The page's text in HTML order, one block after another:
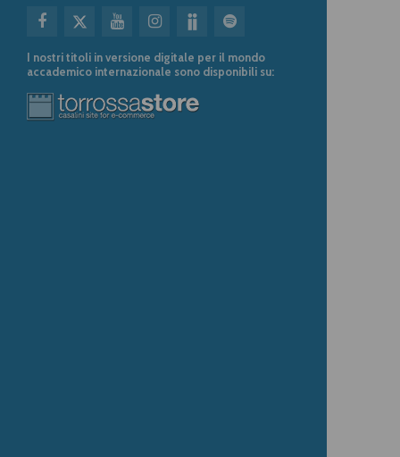
I nostri titoli in versione digitale per il mondo
accademico internazionale sono disponibili su: